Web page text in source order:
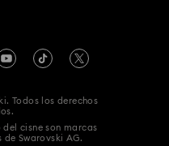
protección de datos
Todos los derechos
del cisne son marcas
Swarovski AG.